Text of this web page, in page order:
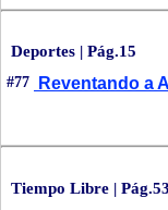
Deportes | Pág.15
#77 Reventando a
Tiempo Libre | Pág.53